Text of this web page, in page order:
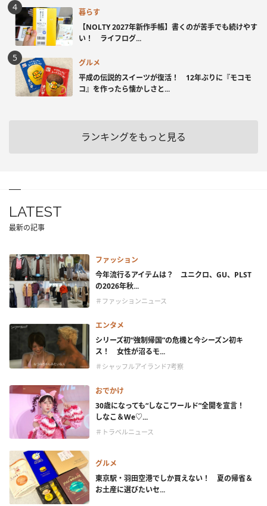
暮らす
【NOLTY 2027年新作手帳】書くのが苦手でも続けやす
い！ ライフログ...
グルメ
平成の伝説的スイーツが復活！ 12年ぶりに『モコモ
コ』を作ったら懐かしさと...
ランキングをもっと見る
LATEST
最新の記事
ファッション
今年流行るアイテムは？ ユニクロ、GU、PLST
の2026年秋...
＃ファッションニュース
エンタメ
シリーズ初“強制帰国”の危機と今シーズン初キ
ス！ 女性が沼るモ...
＃シャッフルアイランド7考察
おでかけ
30歳になっても“しなこワールド”全開を宣言！
しなこ＆We♡...
＃トラベルニュース
グルメ
東京駅・羽田空港でしか買えない！ 夏の帰省＆
お土産に選びたいセ...